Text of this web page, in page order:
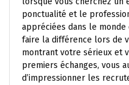
ponctualité et le
appréciées dans le
faire la différence lors de
montrant votre sérieux et
premiers échanges, vous
d’impressionner les